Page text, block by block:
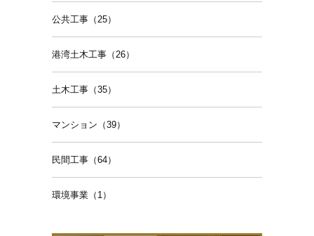
公共工事（25）
港湾土木工事（26）
土木工事（35）
マンション（39）
民間工事（64）
環境事業（1）